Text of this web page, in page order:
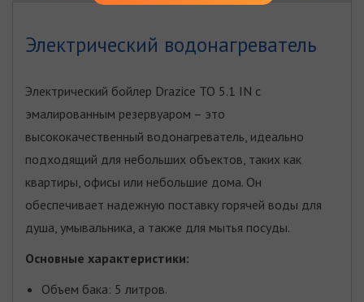
Электрический водонагреватель
Электрический бойлер Drazice TO 5.1 IN с
эмалированным резервуаром – это
высококачественный водонагреватель, идеально
подходящий для небольших объектов, таких как
квартиры, офисы или небольшие дома. Он
обеспечивает надежную поставку горячей воды для
душа, умывальника, а также для мытья посуды.
Основные характеристики:
Объем бака: 5 литров.